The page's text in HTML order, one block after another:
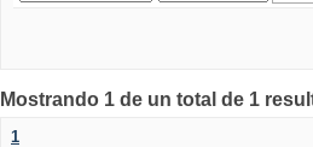
Mostrando 1 de un total de 1
1